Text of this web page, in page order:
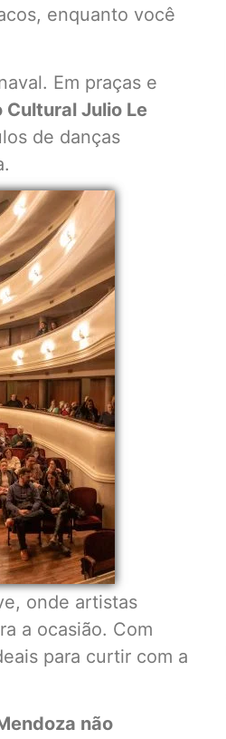
enquanto você
Em praças e
Cultural Julio Le
de danças
onde artistas
a ocasião. Com
para curtir com a
não